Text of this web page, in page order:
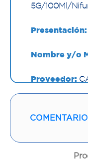
5G/100Ml/
Presentación:
Nombre y/o
Proveedor:
Vía de
Contenido: